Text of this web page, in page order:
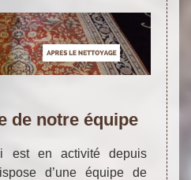
de notre équipe
est en activité depuis
d’une équipe de